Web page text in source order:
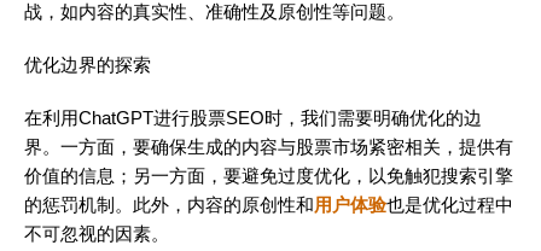
战，如内容的真实性、准确性及原创性等问题。
优化边界的探索
在利用ChatGPT进行股票SEO时，我们需要明确优化的边
界。一方面，要确保生成的内容与股票市场紧密相关，提供有
价值的信息；另一方面，要避免过度优化，以免触犯搜索引擎
的惩罚机制。此外，内容的原创性和用户体验也是优化过程中
不可忽视的因素。